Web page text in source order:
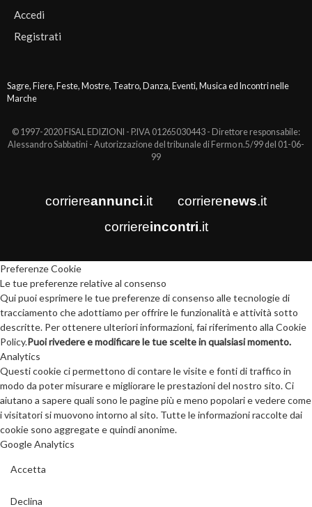
Accedi
Registrati
Sagre, Fiere, Feste, Mostre, Teatro, Danza, Eventi, Musica ed Incontri nelle
Marche
© 1997-2020 FISAL EDIZIONI - P.IVA 01265030443 - Direttore responsabile:
Alessandro Sabbatini - Autorizzazione del tribunale di Fermo n.5/99 del 01-06-
99
corriereannunci.it corrierenews.it
corriereincontri.it
Preferenze Cookie
Le tue preferenze relative al consenso
Qui puoi esprimere le tue preferenze di consenso alle tecnologie di
tracciamento che adottiamo per offrire le funzionalità e attività sotto
descritte. Per ottenere ulteriori informazioni, fai riferimento alla Cookie
Policy.Puoi rivedere e modificare le tue scelte in qualsiasi momento.
Analytics
Questi cookie ci permettono di contare le visite e fonti di traffico in
modo da poter misurare e migliorare le prestazioni del nostro sito. Ci
aiutano a sapere quali sono le pagine più e meno popolari e vedere come
i visitatori si muovono intorno al sito. Tutte le informazioni raccolte dai
cookie sono aggregate e quindi anonime.
Google Analytics
Accetta
Declina